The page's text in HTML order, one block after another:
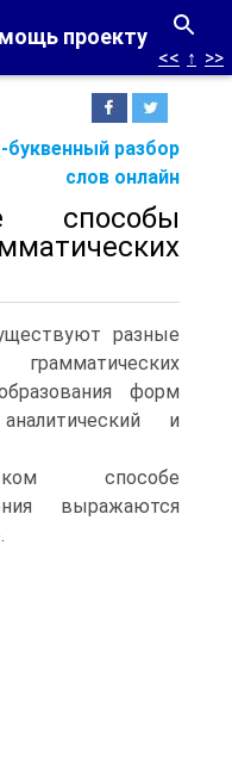
проекту
разбор
слов онлайн
<< ↑ >>
способы
разные
форм
и
способе
выражаются